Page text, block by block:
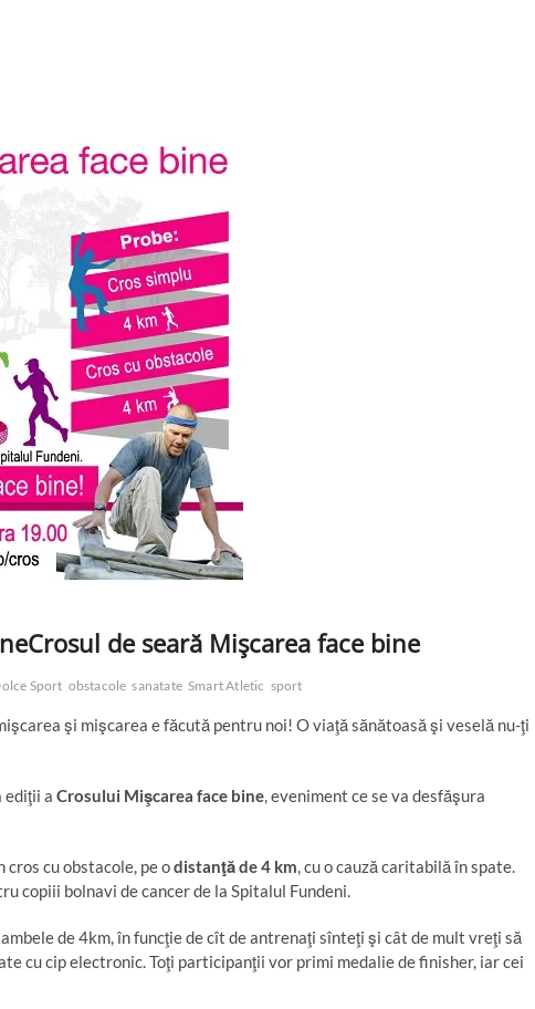
Crosul de seară Mişcarea face bine
Sport obstacole sanatate Smart Atletic sport
şi mişcarea e făcută pentru noi! O viaţă sănătoasă şi veselă nu-ţi
ediţii a Crosului Mişcarea face bine, eveniment ce se va desfăşura
cu obstacole, pe odistanţă de 4 km, cu o cauză caritabilă în spate.
copiii bolnavi de cancer de la Spitalul Fundeni.
de 4km, în funcţie de cît de antrenaţi sînteţi şi cât de mult vreţi să
cu cip electronic. Toţi participanţii vor primi medalie de finisher, iar cei